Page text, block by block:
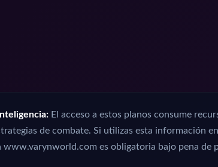
El acceso a estos planos consume
de combate. Si utilizas esta información
www.varynworld.com es obligatoria bajo pena de